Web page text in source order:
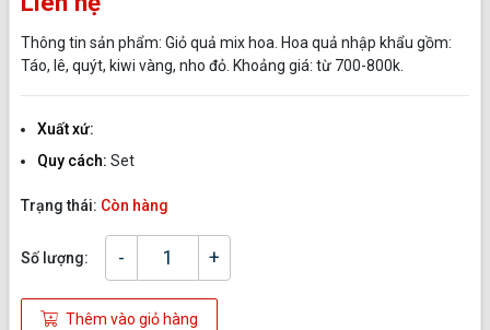
Thông tin sản phẩm: Giỏ quả mix hoa. Hoa quả nhập khẩu gồm:
Táo, lê, quýt, kiwi vàng, nho đỏ. Khoảng giá: từ 700-800k.
Xuất xứ:
Quy cách: Set
Trạng thái: Còn hàng
Số lượng: - +
Thêm vào giỏ hàng